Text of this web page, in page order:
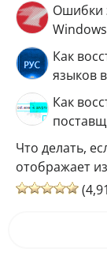
Ошибки
Как
языков
Как
Что делать,
отображает